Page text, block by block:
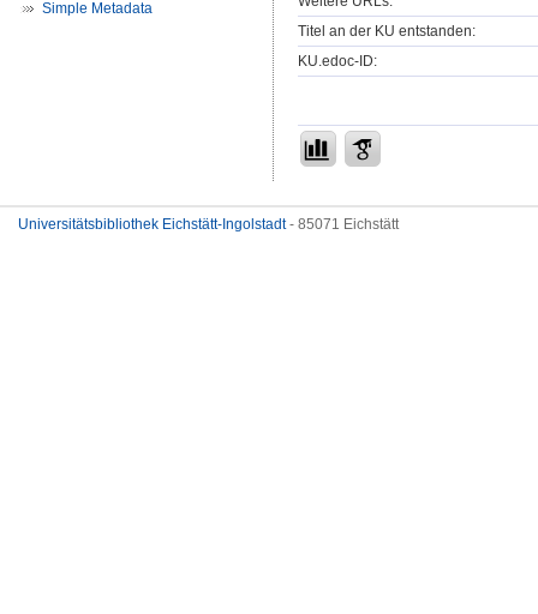
Simple Metadata
Titel an der KU entstanden:
KU.edoc-ID:
Universitätsbibliothek Eichstätt-Ingolstadt- 85071 Eichstätt